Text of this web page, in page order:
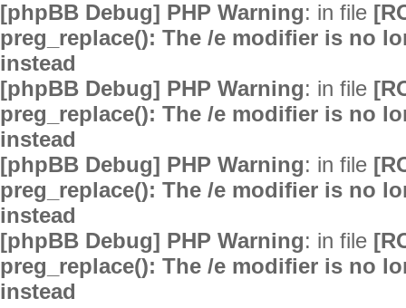
[phpBB Debug] PHP Warning: in file
preg_replace(): The /e modifier is no
instead
[phpBB Debug] PHP Warning: in file
preg_replace(): The /e modifier is no
instead
[phpBB Debug] PHP Warning: in file
preg_replace(): The /e modifier is no
instead
[phpBB Debug] PHP Warning: in file
preg_replace(): The /e modifier is no
instead